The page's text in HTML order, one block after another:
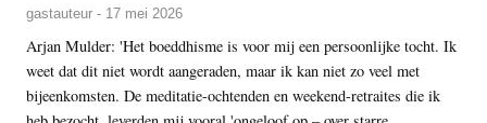
gastauteur - 17 mei 2026
Arjan Mulder: 'Het boeddhisme is voor mij een persoonlijke tocht. Ik
weet dat dit niet wordt aangeraden, maar ik kan niet zo veel met
bijeenkomsten. De meditatie-ochtenden en weekend-retraites die ik